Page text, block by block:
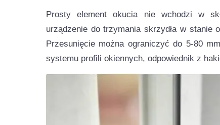
Prosty element okucia nie wchodzi w
urządzenie do trzymania skrzydła w stanie
Przesunięcie można ograniczyć do 5-80
systemu profili okiennych, odpowiednik z